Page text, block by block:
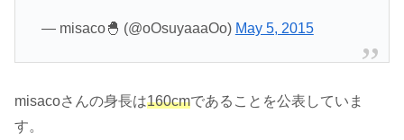
— misaco🐣 (@oOsuyaaaOo) May 5, 2015
misacoさんの身長は160cmであることを公表していま
す。